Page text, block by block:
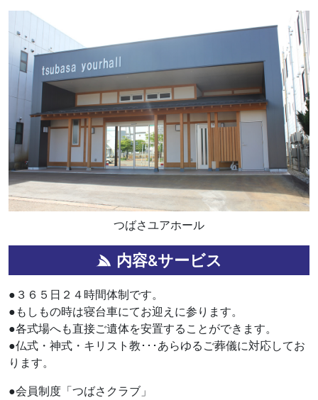
つばさユアホール
内容&サービス
●３６５日２４時間体制です。
●もしもの時は寝台車にてお迎えに参ります。
●各式場へも直接ご遺体を安置することができます。
●仏式・神式・キリスト教･･･あらゆるご葬儀に対応してお
ります。
●会員制度「つばさクラブ」